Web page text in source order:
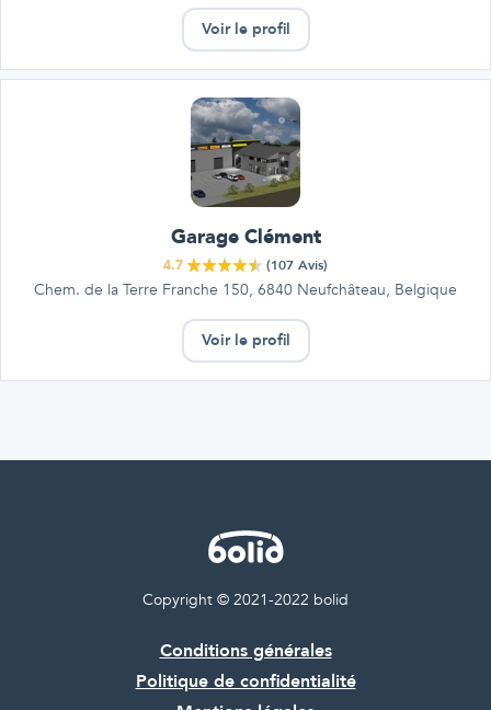
Voir le profil
Garage Clément
4.7 (107 Avis)
Chem. de la Terre Franche 150, 6840 Neufchâteau, Belgique
Voir le profil
Copyright © 2021-2022 bolid
Conditions générales
Politique de confidentialité